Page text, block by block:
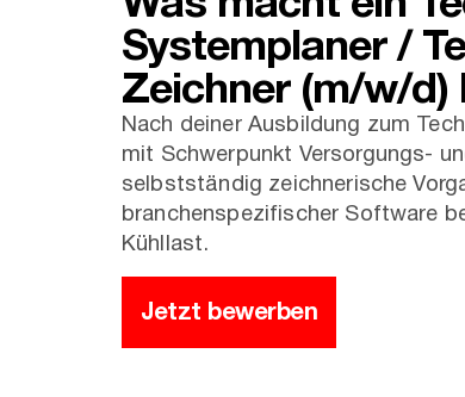
Systemplaner /
Zeichner (m/w/d)
Nach deiner Ausbildung zum
mit Schwerpunkt Versorgungs-
selbstständig zeichnerische
branchenspezifischer Software
Kühllast.
Jetzt bewerben